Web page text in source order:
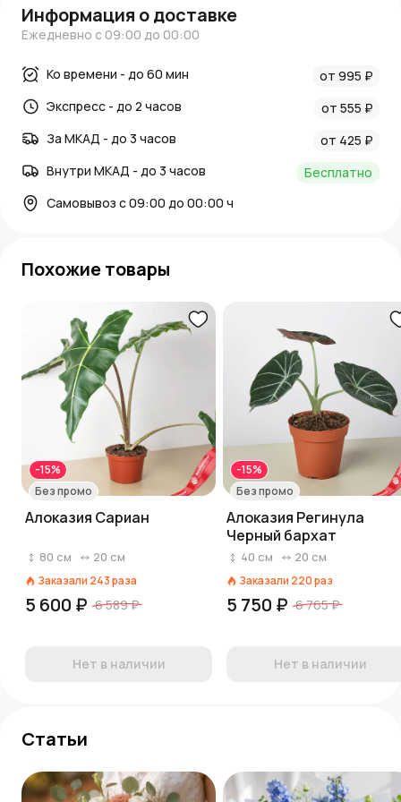
Информация о доставке
Ежедневно с 09:00 до 00:00
Ко времени - до 60 мин
от 995 ₽
Экспресс - до 2 часов
от 555 ₽
За МКАД - до 3 часов
от 425 ₽
Внутри МКАД - до 3 часов
Бесплатно
Самовывоз с 09:00 до 00:00 ч
Похожие товары
-15%
Без промо
Алоказия Сариан
80 см 20 см
Заказали 243раза
5 600 ₽ 6 589 ₽
Нет в наличии
-15%
Без промо
Алоказия Регинула
Черный бархат
40 см 20 см
Заказали 220раз
5 750 ₽ 6 765 ₽
Нет в наличии
Статьи